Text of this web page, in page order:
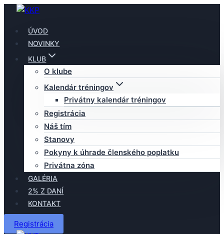
Skip
contentÚVOD
NOVINKY
KLUB
O klube
Kalendár tréningov
Privátny kalendár tréningov
Registrácia
Náš tím
Stanovy
Pokyny k úhrade členského poplatku
Privátna zóna
GALÉRIA
2% Z DANÍ
KONTAKT
Registrácia